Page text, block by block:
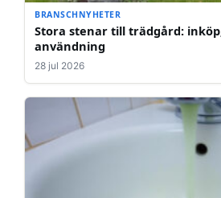
BRANSCHNYHETER
Stora stenar till trädgård:
användning
28 jul 2026